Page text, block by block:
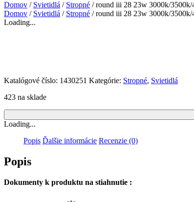
Domov / Svietidlá / Stropné / round iii 28 23w 3000k/3500k/
Domov / Svietidlá / Stropné / round iii 28 23w 3000k/3500k/
Loading...
Katalógové číslo: 1430251 Kategórie: Stropné, Svietidlá
423 na sklade
Loading...
Popis Ďalšie informácie Recenzie (0)
Popis
Dokumenty k produktu na stiahnutie :